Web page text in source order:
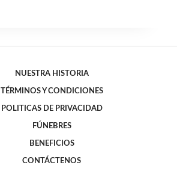
NUESTRA HISTORIA
TÉRMINOS Y CONDICIONES
POLITICAS DE PRIVACIDAD
FÚNEBRES
BENEFICIOS
CONTÁCTENOS